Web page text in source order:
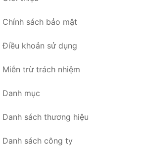
Chính sách bảo mật
Điều khoản sử dụng
Miễn trừ trách nhiệm
Danh mục
Danh sách thương hiệu
Danh sách công ty